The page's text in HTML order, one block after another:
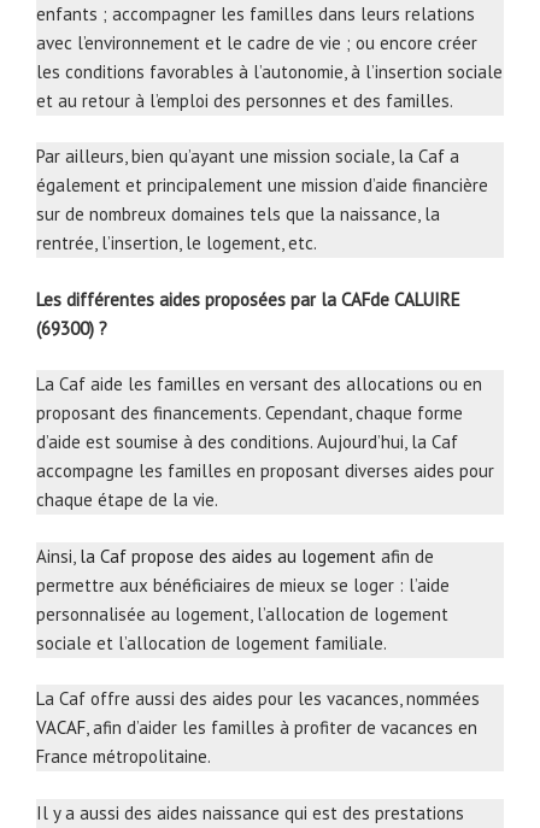
enfants ; accompagner les familles dans leurs relations
avec l’environnement et le cadre de vie ; ou encore créer
les conditions favorables à l’autonomie, à l’insertion sociale
et au retour à l’emploi des personnes et des familles.
Par ailleurs, bien qu’ayant une mission sociale, la Caf a
également et principalement une mission d’aide financière
sur de nombreux domaines tels que la naissance, la
rentrée, l’insertion, le logement, etc.
Les différentes aides proposées par la CAFde CALUIRE
(69300) ?
La Caf aide les familles en versant des allocations ou en
proposant des financements. Cependant, chaque forme
d’aide est soumise à des conditions. Aujourd’hui, la Caf
accompagne les familles en proposant diverses aides pour
chaque étape de la vie.
Ainsi, la Caf propose des aides au logement afin de
permettre aux bénéficiaires de mieux se loger : l’aide
personnalisée au logement, l’allocation de logement
sociale et l’allocation de logement familiale.
La Caf offre aussi des aides pour les vacances, nommées
VACAF, afin d’aider les familles à profiter de vacances en
France métropolitaine.
Il y a aussi des aides naissance qui est des prestations